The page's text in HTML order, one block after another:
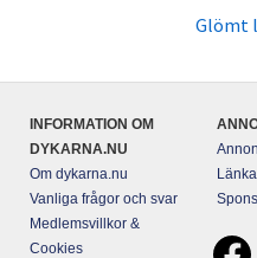
Glömt
INFORMATION OM
DYKARNA.NU
Om dykarna.nu
Vanliga frågor och svar
Medlemsvillkor &
Cookies